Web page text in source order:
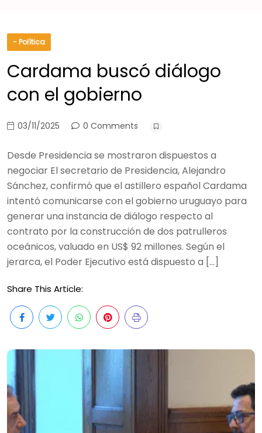
- Política
Cardama buscó diálogo
con el gobierno
03/11/2025 0 Comments
Desde Presidencia se mostraron dispuestos a
negociar El secretario de Presidencia, Alejandro
Sánchez, confirmó que el astillero español Cardama
intentó comunicarse con el gobierno uruguayo para
generar una instancia de diálogo respecto al
contrato por la construcción de dos patrulleros
oceánicos, valuado en US$ 92 millones. Según el
jerarca, el Poder Ejecutivo está dispuesto a […]
Share This Article: